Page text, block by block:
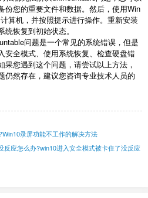
份您的重要文件和数据。然后，使用Win
算机，并按照提示进行操作。重新安装
恢复到初始状态。
问题是一个常见的系统错误，但是
安全模式、使用系统恢复、检查硬盘错
您遇到这个问题，请尝试以上方法，
仍然存在，建议您咨询专业技术人员的
录屏功能不工作的解决方法
反应怎么办?win10进入安全模式被卡住了没反应